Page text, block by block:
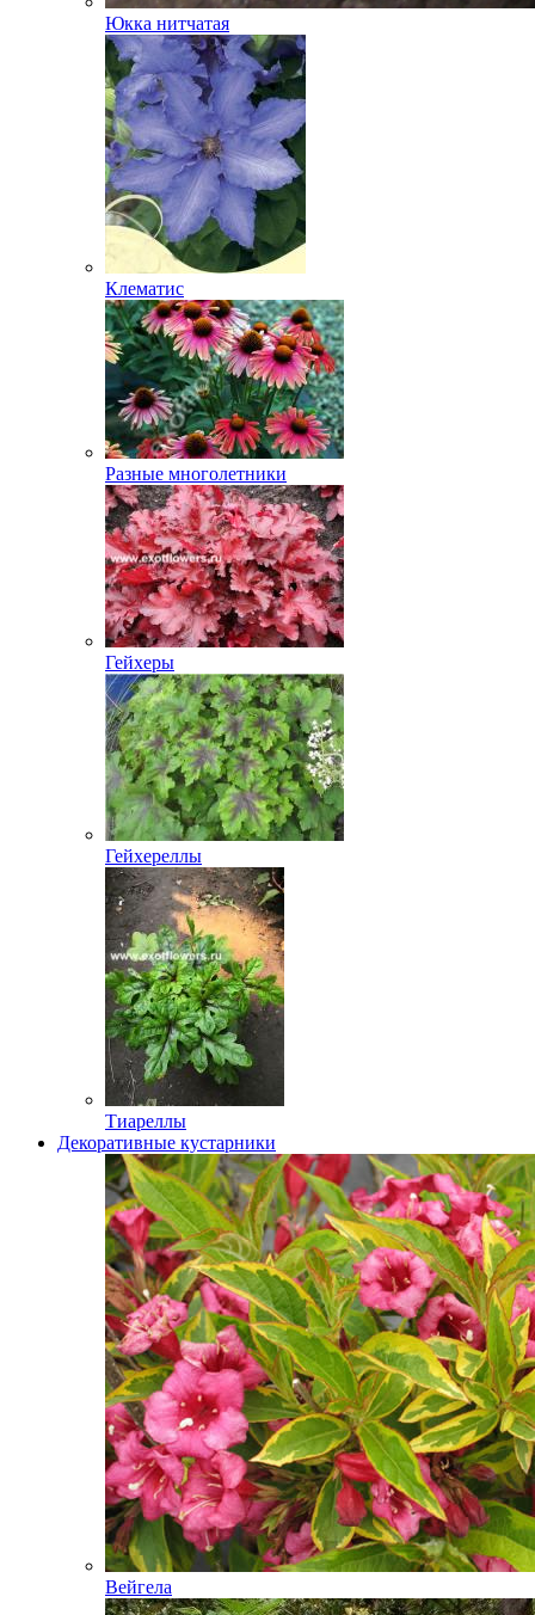
Юкка нитчатая
Клематис
Разные многолетники
Гейхеры
Гейхереллы
Тиареллы
Декоративные кустарники
Вейгела